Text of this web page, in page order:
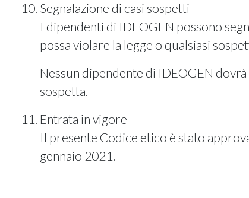
Segnalazione di casi sospetti
I dipendenti di IDEOGEN possono
possa violare la legge o qualsiasi
Nessun dipendente di IDEOGEN
sospetta.
Entrata in vigore
Il presente Codice etico è stato
gennaio 2021.